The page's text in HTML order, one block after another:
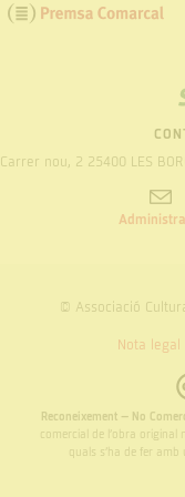
Carrer nou, 2 25400 LES
© Associació
Nota legal
Reconeixement – No
comercial de l’obra original
quals s’ha de fer amb